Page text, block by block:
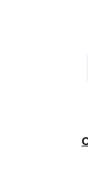
Viaggi e